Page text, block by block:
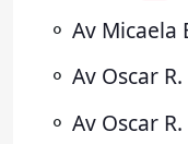
⚬ Av Micaela
⚬ Av Oscar
⚬ Av Oscar